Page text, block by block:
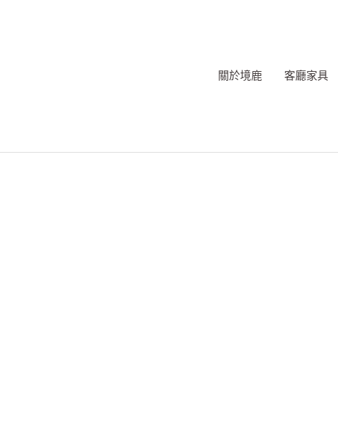
關於境鹿 客廳家具